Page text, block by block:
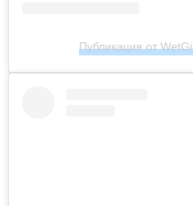
Публикация от